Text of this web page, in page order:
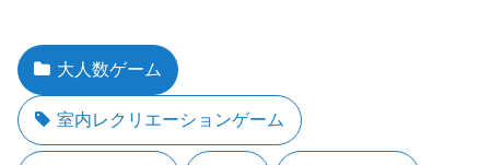
大人数ゲーム
室内レクリエーションゲーム